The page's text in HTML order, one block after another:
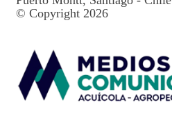
© Copyright 2026